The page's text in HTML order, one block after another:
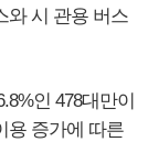
와 시 관용 버스
인 478대만이
용 증가에 따른